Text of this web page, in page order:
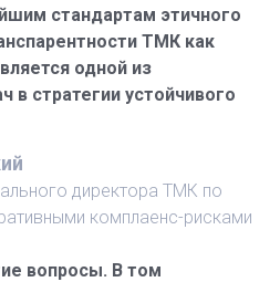
стандартам этичного
ТМК как
одной из
в стратегии устойчивого
директора ТМК по
комплаенс-рисками
вопросы. В том